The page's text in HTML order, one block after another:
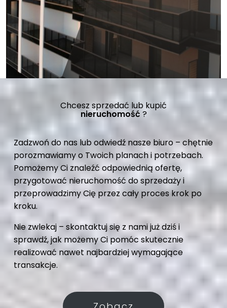
Chcesz sprzedać lub kupić
nieruchomość ?
Zadzwoń do nas lub odwiedź nasze biuro – chętnie
porozmawiamy o Twoich planach i potrzebach.
Pomożemy Ci znaleźć odpowiednią ofertę,
przygotować nieruchomość do sprzedaży i
przeprowadzimy Cię przez cały proces krok po
kroku.
Nie zwlekaj – skontaktuj się z nami już dziś i
sprawdź, jak możemy Ci pomóc skutecznie
realizować nawet najbardziej wymagające
transakcje.